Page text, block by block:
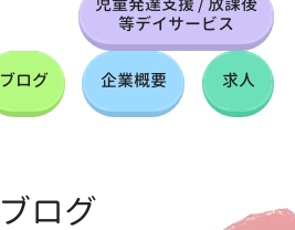
等デイサービス
ブログ 企業概要 求人
ブログ